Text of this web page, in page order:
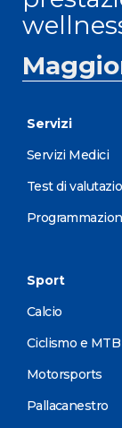
Servizi
Servizi Medici
Test di
Sport
Calcio
Ciclismo e MTB
Motorsports
Pallacanestro